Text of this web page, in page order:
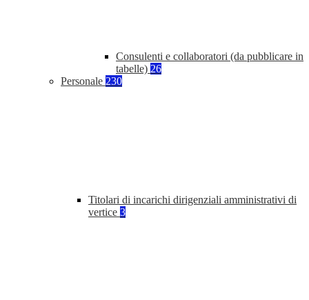
Consulenti e collaboratori (da pubblicare in
tabelle) 26
Personale 230
Titolari di incarichi dirigenziali amministrativi di
vertice 3